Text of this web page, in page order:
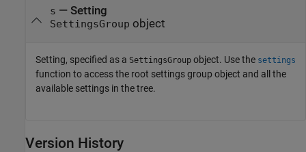
s — Setting
SettingsGroup object
Setting, specified as a SettingsGroup object. Use the settings
function to access the root settings group object and all the
available settings in the tree.
Version History